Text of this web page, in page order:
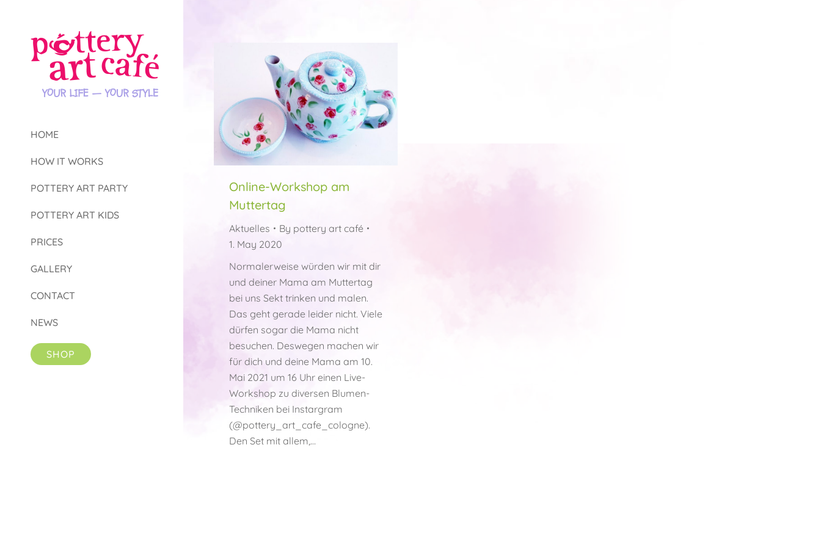
HOME
HOW IT WORKS
POTTERY ART PARTY
POTTERY ART KIDS
PRICES
GALLERY
CONTACT
NEWS
SHOP
Online-Workshop am
Muttertag
Aktuelles By pottery art café
1. May 2020
Normalerweise würden wir mit dir
und deiner Mama am Muttertag
bei uns Sekt trinken und malen.
Das geht gerade leider nicht. Viele
dürfen sogar die Mama nicht
besuchen. Deswegen machen wir
für dich und deine Mama am 10.
Mai 2021 um 16 Uhr einen Live-
Workshop zu diversen Blumen-
Techniken bei Instargram
(@pottery_art_cafe_cologne).
Den Set mit allem,…